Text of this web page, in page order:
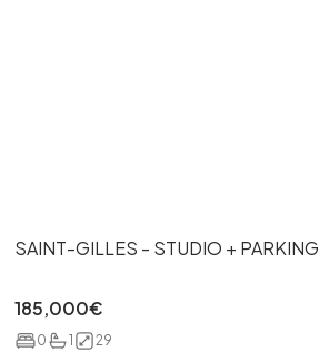
SAINT-GILLES - STUDIO + PARKING
185,000€
0 1 29